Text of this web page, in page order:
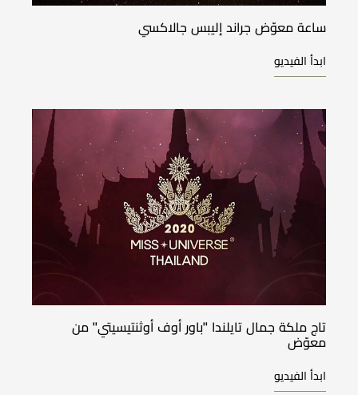
ساعة معوّض جراند إليبس جالاكسي
ابدأ الفيديو
تاج ملكة جمال تايلندا ''باور أوف أوثنتيسيتي'' من
معوّض
ابدأ الفيديو